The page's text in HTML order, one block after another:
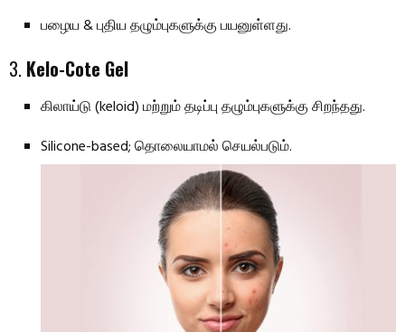
பழைய & புதிய தழும்புகளுக்கு பயனுள்ளது.
3. Kelo-Cote Gel
கிலாய்டு (keloid) மற்றும் தடிப்பு தழும்புகளுக்கு சிறந்தது.
Silicone-based; தொலையாமல் செயல்படும்.